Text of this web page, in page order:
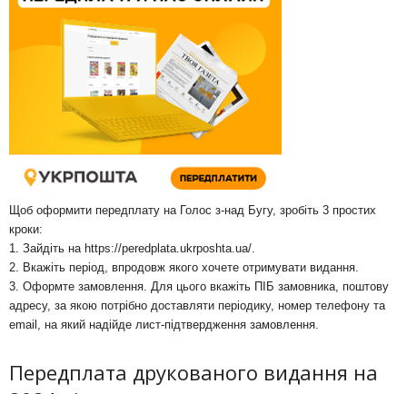
Щоб оформити передплату на Голос з-над Бугу, зробіть 3 простих
кроки:
1. Зайдіть на https://peredplata.ukrposhta.ua/
2. Вкажіть період, впродовж якого хочете отримувати видання.
3. Оформте замовлення. Для цього вкажіть ПІБ замовника, поштову
адресу, за якою потрібно доставляти періодику, номер телефону та
email, на який надійде лист-підтвердження замовлення.
Передплата друкованого видання на